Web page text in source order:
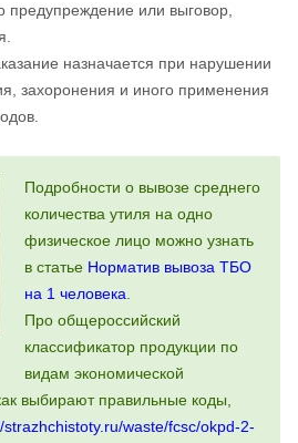
предупреждение или выговор,
назначается при нарушении
захоронения и иного применения
Подробности о вывозе среднего
количества утиля на одно
физическое лицо можно узнать
в статье Норматив вывоза ТБО
на 1 человека.
Про общероссийский
классификатор продукции по
видам экономической
выбирают правильные коды,
strazhchistoty.ru/waste/fcsc/okpd-2-